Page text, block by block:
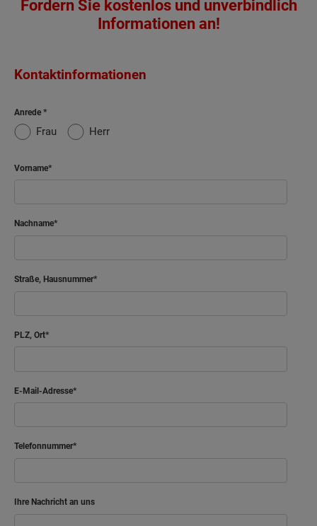
Fordern Sie kostenlos und unverbindlich
Informationen an!
Kontaktinformationen
Anrede
Frau Herr
Vorname
Nachname
Straße, Hausnummer
PLZ, Ort
E-Mail-Adresse
Telefonnummer
Ihre Nachricht an uns